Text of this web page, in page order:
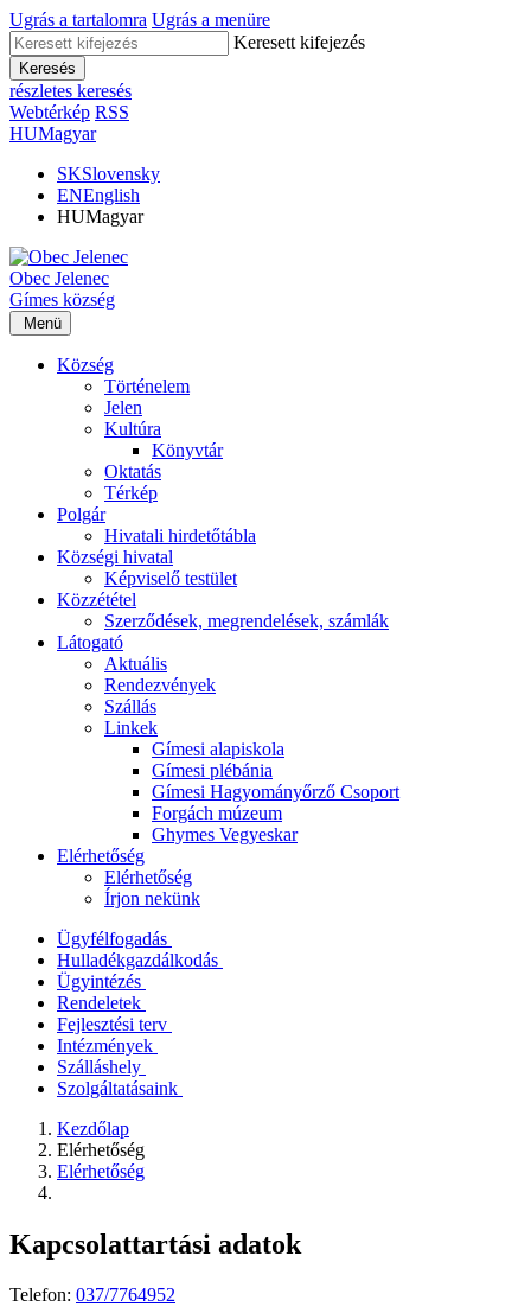
Ugrás a tartalomra Ugrás a menüre
Keresett kifejezés
Keresés
részletes keresés
Webtérkép RSS
HUMagyar
SKSlovensky
ENEnglish
HUMagyar
Obec Jelenec
Gímes község
Menü
Község
Történelem
Jelen
Kultúra
Könyvtár
Oktatás
Térkép
Polgár
Hivatali hirdetőtábla
Községi hivatal
Képviselő testület
Közzététel
Szerződések, megrendelések, számlák
Látogató
Aktuális
Rendezvények
Szállás
Linkek
Gímesi alapiskola
Gímesi plébánia
Gímesi Hagyományőrző Csoport
Forgách múzeum
Ghymes Vegyeskar
Elérhetőség
Elérhetőség
Írjon nekünk
Ügyfélfogadás
Hulladékgazdálkodás
Ügyintézés
Rendeletek
Fejlesztési terv
Intézmények
Szálláshely
Szolgáltatásaink
Kezdőlap
Elérhetőség
Elérhetőség
Kapcsolattartási adatok
Telefon: 037/7764952